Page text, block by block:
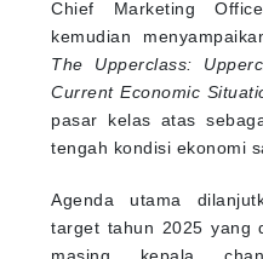
Chief Marketing
kemudian
The Upperclass:
Current Economic
pasar kelas atas
tengah kondisi ekonomi
Agenda utama
target tahun 2025 yang
masing kepala